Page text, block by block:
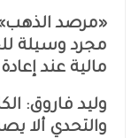
«مرصد
مجرد وسيلة
مالية عند
وليد فاروق:
والتحدي ألا